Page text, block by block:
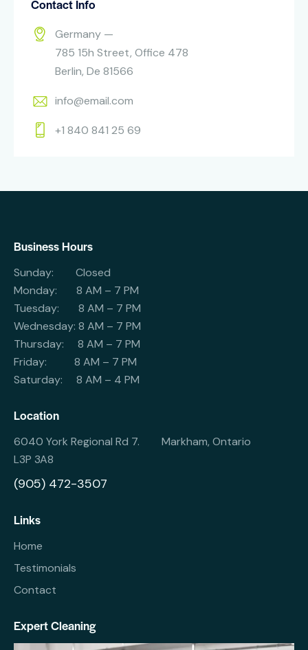
Contact Info
Germany —
785 15h Street, Office 478
Berlin, De 81566
info@email.com
+1 840 841 25 69
Business Hours
Sunday: Closed
Monday: 8 AM – 7 PM
Tuesday: 8 AM – 7 PM
Wednesday: 8 AM – 7 PM
Thursday: 8 AM – 7 PM
Friday: 8 AM – 7 PM
Saturday: 8 AM – 4 PM
Location
6040 York Regional Rd 7. Markham, Ontario
L3P 3A8
(905) 472-3507
Links
Home
Testimonials
Contact
Expert Cleaning